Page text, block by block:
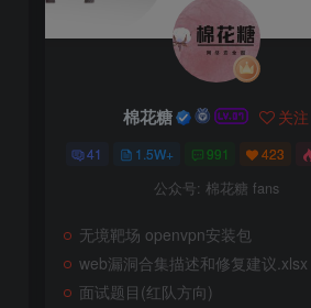
棉花糖 关注
41 1.5W+ 991 423
公众号: 棉花糖 fans
无境靶场 openvpn安装包
web漏洞合集描述和修复建议.xlsx
面试题目(红队方向)